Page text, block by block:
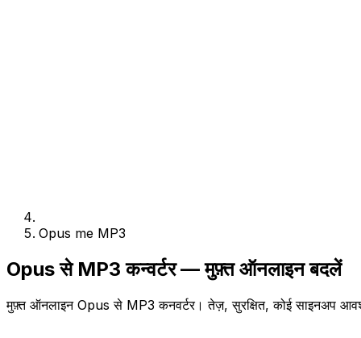
Opus me MP3
Opus से MP3 कन्वर्टर — मुफ़्त ऑनलाइन बदलें
मुफ़्त ऑनलाइन Opus से MP3 कनवर्टर। तेज़, सुरक्षित, कोई साइनअप